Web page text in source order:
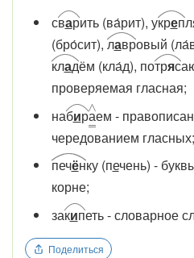
сварить (ва́рит), укреп
(бро́сит), лавровый
кладём (кла́д), потряс
проверяемая гласная;
набираем -
чередованием гласных;
печёнку (печень) -
корне;
закипеть - словарное
Поделиться